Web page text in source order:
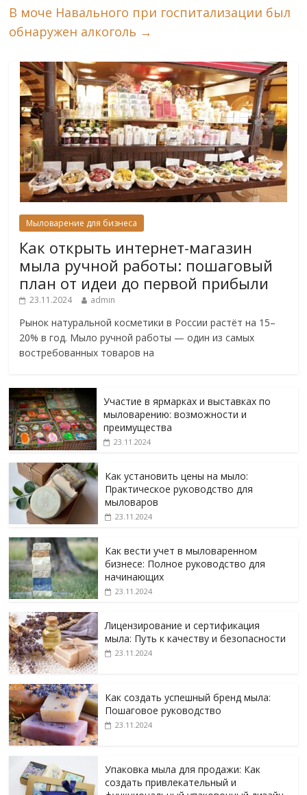
В моче Навального при госпитализации был
обнаружен алкоголь →
Мыловарение для бизнеса
Как открыть интернет-магазин
мыла ручной работы: пошаговый
план от идеи до первой прибыли
23.11.2024 admin
Рынок натуральной косметики в России растёт на 15–
20% в год. Мыло ручной работы — один из самых
востребованных товаров на
Участие в ярмарках и выставках по
мыловарению: возможности и
преимущества
23.11.2024
Как установить цены на мыло:
Практическое руководство для
мыловаров
23.11.2024
Как вести учет в мыловаренном
бизнесе: Полное руководство для
начинающих
23.11.2024
Лицензирование и сертификация
мыла: Путь к качеству и безопасности
23.11.2024
Как создать успешный бренд мыла:
Пошаговое руководство
23.11.2024
Упаковка мыла для продажи: Как
создать привлекательный и